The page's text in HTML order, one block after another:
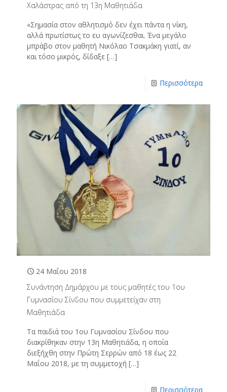
Χαλάστρας από τη 13η Μαθητιάδα
«Σημασία στον αθλητισμό δεν έχει πάντα η νίκη,
αλλά πρωτίστως το ευ αγωνίζεσθαι. Ένα μεγάλο
μπράβο στον μαθητή Νικόλαο Τσακμάκη γιατί, αν
και τόσο μικρός, δίδαξε […]
Περισσότερα
24 Μαΐου 2018
Συνάντηση Δημάρχου με τους μαθητές του 1ου
Γυμνασίου Σίνδου που συμμετείχαν στη
Μαθητιάδα
Τα παιδιά του 1ου Γυμνασίου Σίνδου που
διακρίθηκαν στην 13η Μαθητιάδα, η οποία
διεξήχθη στην Πρώτη Σερρών από 18 έως 22
Μαΐου 2018, με τη συμμετοχή […]
Περισσότερα